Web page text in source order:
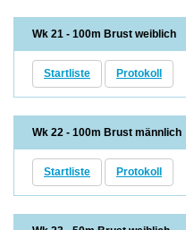
Wk 21 - 100m Brust weiblich
Startliste Protokoll
Wk 22 - 100m Brust männlich
Startliste Protokoll